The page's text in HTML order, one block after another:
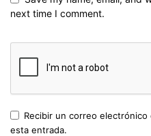
next time I comment.
Recibir un correo
esta entrada.